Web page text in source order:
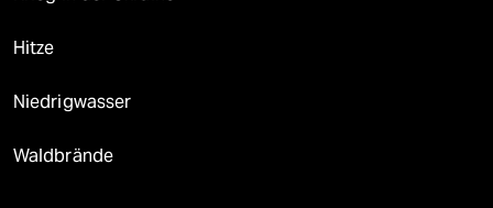
Hitze
Niedrigwasser
Waldbrände